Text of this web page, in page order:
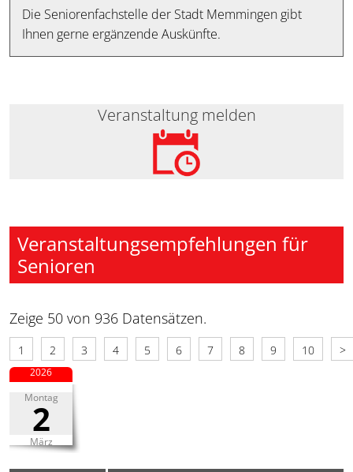
Die Seniorenfachstelle der Stadt Memmingen gibt
Ihnen gerne ergänzende Auskünfte.
Veranstaltung melden
Veranstaltungsempfehlungen für
Senioren
Zeige 50 von 936 Datensätzen.
1 2 3 4 5 6 7 8 9 10 >
Montag
2
März
2026